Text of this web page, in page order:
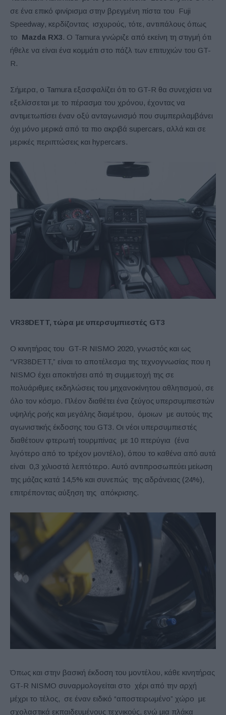
σε ένα επικό φινίρισμα στην βρεγμένη πίστα του Fuji
Speedway, κερδίζοντας ισχυρούς, τότε, αντιπάλους όπως
το Mazda RX3. Ο Tamura γνώριζε από εκείνη τη στιγμή ότι
ήθελε να είναι ένα κομμάτι στο πάζλ των επιτυχιών του GT-
R.
Σήμερα, ο Tamura εξασφαλίζει ότι το GT-R θα συνεχίσει να
εξελίσσεται με το πέρασμα του χρόνου, έχοντας να
αντιμετωπίσει έναν οξύ ανταγωνισμό που συμπεριλαμβάνει
όχι μόνο μερικά από τα πιο ακριβά supercars, αλλά και σε
μερικές περιπτώσεις και hypercars.
VR38DETT, τώρα με υπερσυμπιεστές GT3
Ο κινητήρας του GT-R NISMO 2020, γνωστός και ως
“VR38DETT,” είναι το αποτέλεσμα της τεχνογνωσίας που η
NISMO έχει αποκτήσει από τη συμμετοχή της σε
πολυάριθμες εκδηλώσεις του μηχανοκίνητου αθλητισμού, σε
όλο τον κόσμο. Πλέον διαθέτει ένα ζεύγος υπερσυμπιεστών
υψηλής ροής και μεγάλης διαμέτρου, όμοιων με αυτούς της
αγωνιστικής έκδοσης του GT3. Οι νέοι υπερσυμπιεστές
διαθέτουν φτερωτή τουρμπίνας με 10 πτερύγια (ένα
λιγότερο από το τρέχον μοντέλο), όπου το καθένα από αυτά
είναι 0,3 χιλιοστά λεπτότερο. Αυτό αντιπροσωπεύει μείωση
της μάζας κατά 14,5% και συνεπώς της αδράνειας (24%),
επιτρέποντας αύξηση της απόκρισης.
Όπως και στην βασική έκδοση του μοντέλου, κάθε κινητήρας
GT-R NISMO συναρμολογείται στο χέρι από την αρχή
μέχρι το τέλος, σε έναν ειδικό “αποστειρωμένο” χώρο με
σχολαστικά εκπαιδευμένους τεχνικούς, ενώ μια πλάκα